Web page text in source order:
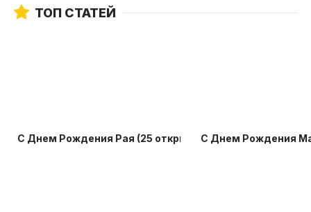
ТОП СТАТЕЙ
С Днем Рождения Рая (25 открыток)С Днем Рождения